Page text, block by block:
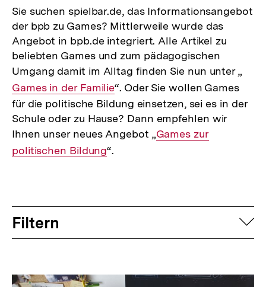
Sie suchen spielbar.de, das Informationsangebot
der bpb zu Games? Mittlerweile wurde das
Angebot in bpb.de integriert. Alle Artikel zu
beliebten Games und zum pädagogischen
Umgang damit im Alltag finden Sie nun unter „
Games in der Familie“. Oder Sie wollen Games
für die politische Bildung einsetzen, sei es in der
Schule oder zu Hause? Dann empfehlen wir
Ihnen unser neues Angebot „Interner
Games zur
politischen Bildung“.
Filtern